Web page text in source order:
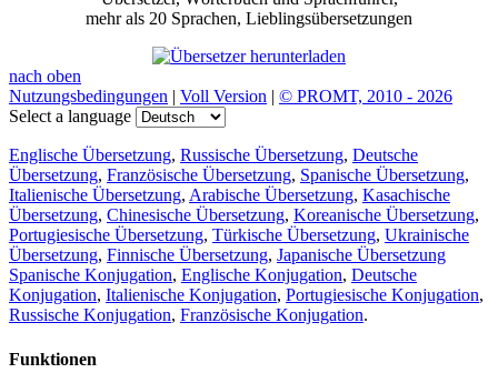
mehr als 20 Sprachen, Lieblingsübersetzungen
nach oben
Nutzungsbedingungen | Voll Version | © PROMT, 2010 - 2026
Select a language
Englische Übersetzung, Russische Übersetzung, Deutsche
Übersetzung, Französische Übersetzung, Spanische Übersetzung,
Italienische Übersetzung, Arabische Übersetzung, Kasachische
Übersetzung, Chinesische Übersetzung, Koreanische Übersetzung,
Portugiesische Übersetzung, Türkische Übersetzung, Ukrainische
Übersetzung, Finnische Übersetzung, Japanische Übersetzung
Spanische Konjugation, Englische Konjugation, Deutsche
Konjugation, Italienische Konjugation, Portugiesische Konjugation,
Russische Konjugation, Französische Konjugation.
Funktionen